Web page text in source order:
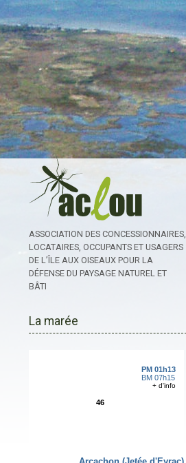
ASSOCIATION DES CONCESSIONNAIRES,
LOCATAIRES, OCCUPANTS ET USAGERS
DE L’ÎLE AUX OISEAUX POUR LA
DÉFENSE DU PAYSAGE NATUREL ET
BÂTI
La marée